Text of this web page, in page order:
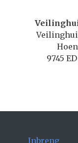
9745
Inbreng